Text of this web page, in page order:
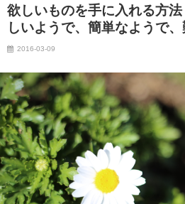
欲しいものを手に入れる方
しいようで、簡単なようで、
2016-03-09